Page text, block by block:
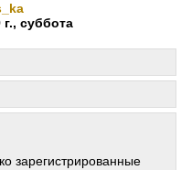
суббота
зарегистрированные